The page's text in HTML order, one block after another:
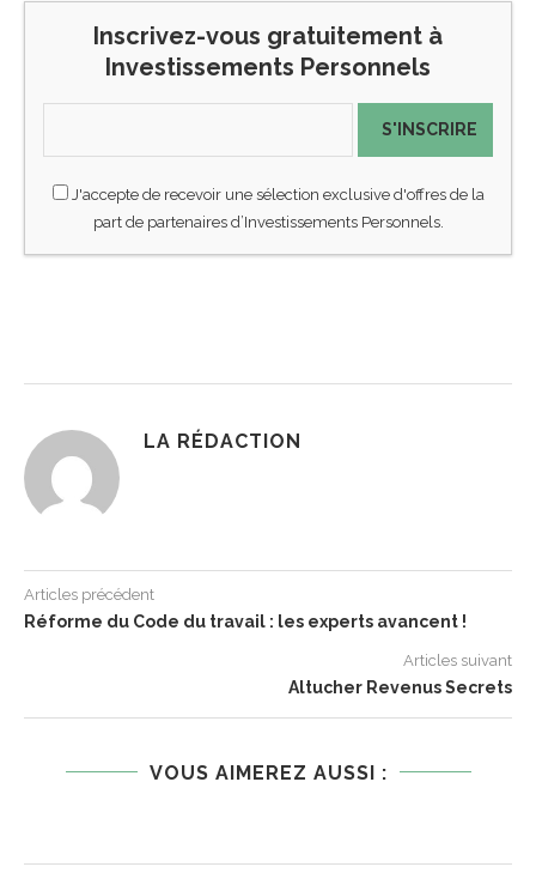
Inscrivez-vous gratuitement à
Investissements Personnels
S'INSCRIRE
J'accepte de recevoir une sélection exclusive d'offres de la
part de partenaires d’Investissements Personnels.
LA RÉDACTION
Articles précédent
Réforme du Code du travail : les experts avancent !
Articles suivant
Altucher Revenus Secrets
VOUS AIMEREZ AUSSI :